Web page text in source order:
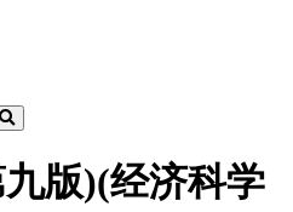
版)(经济科学